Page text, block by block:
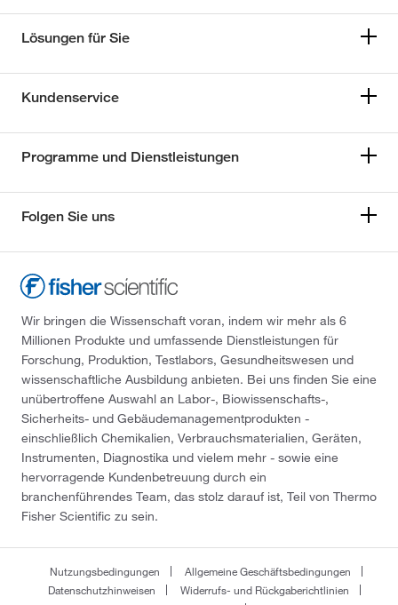
Lösungen für Sie
Kundenservice
Programme und Dienstleistungen
Folgen Sie uns
Wir bringen die Wissenschaft voran, indem wir mehr als 6
Millionen Produkte und umfassende Dienstleistungen für
Forschung, Produktion, Testlabors, Gesundheitswesen und
wissenschaftliche Ausbildung anbieten. Bei uns finden Sie eine
unübertroffene Auswahl an Labor-, Biowissenschafts-,
Sicherheits- und Gebäudemanagementprodukten -
einschließlich Chemikalien, Verbrauchsmaterialien, Geräten,
Instrumenten, Diagnostika und vielem mehr - sowie eine
hervorragende Kundenbetreuung durch ein
branchenführendes Team, das stolz darauf ist, Teil von Thermo
Fisher Scientific zu sein.
Nutzungsbedingungen
Allgemeine Geschäftsbedingungen
Datenschutzhinweisen
Widerrufs- und Rückgaberichtlinien